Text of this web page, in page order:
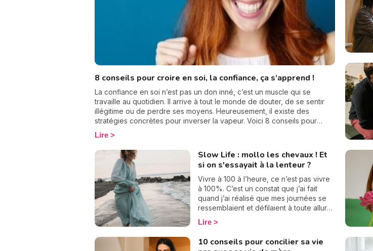
8 conseils pour croire en soi, la confiance, ça s’apprend !
La confiance en soi n’est pas un don inné, c’est un muscle qui se
travaille au quotidien. Il arrive à tout le monde de douter, de se sentir
illégitime ou de perdre ses moyens. Heureusement, il existe des
stratégies concrètes pour inverser la vapeur. Voici 8 conseils pour
apprendre à croire en soi, cultiver sa force intérieure et devenir son·sa
meilleur·e allié·e.
Lire
Slow Life : mollo les chevaux ! Et
si on s'essayait à la lenteur ?
Vivre à 100 à l’heure, ce n’est pas vivre
à 100%. C’est un constat que j’ai fait
quand j’ai réalisé que mes journées se
ressemblaient et défilaient à toute allure.
Je ne prenais pas le temps de savourer,
mais un beau jour, j’ai décidé de dire
chaque instant, j’essaie d’adopter la
Lire
10 conseils pour concilier sa vie